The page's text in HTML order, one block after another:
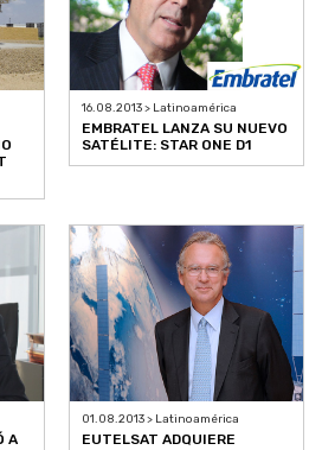
16.08.2013 > Latinoamérica
EMBRATEL LANZA SU NUEVO
SATÉLITE: STAR ONE D1
A
01.08.2013 > Latinoamérica
EUTELSAT ADQUIERE